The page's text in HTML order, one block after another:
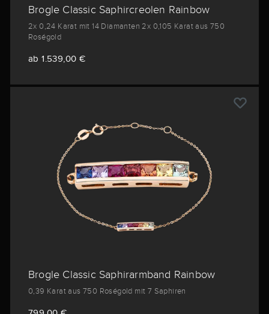
Brogle Classic Saphircreolen Rainbow
2x 0,24 Karat mit 14 Diamanten 2x 0,105 Karat aus 750
Roségold
ab 1.539,00 €
Brogle Classic Saphirarmband Rainbow
0,39 Karat aus 750 Roségold mit 7 Saphiren